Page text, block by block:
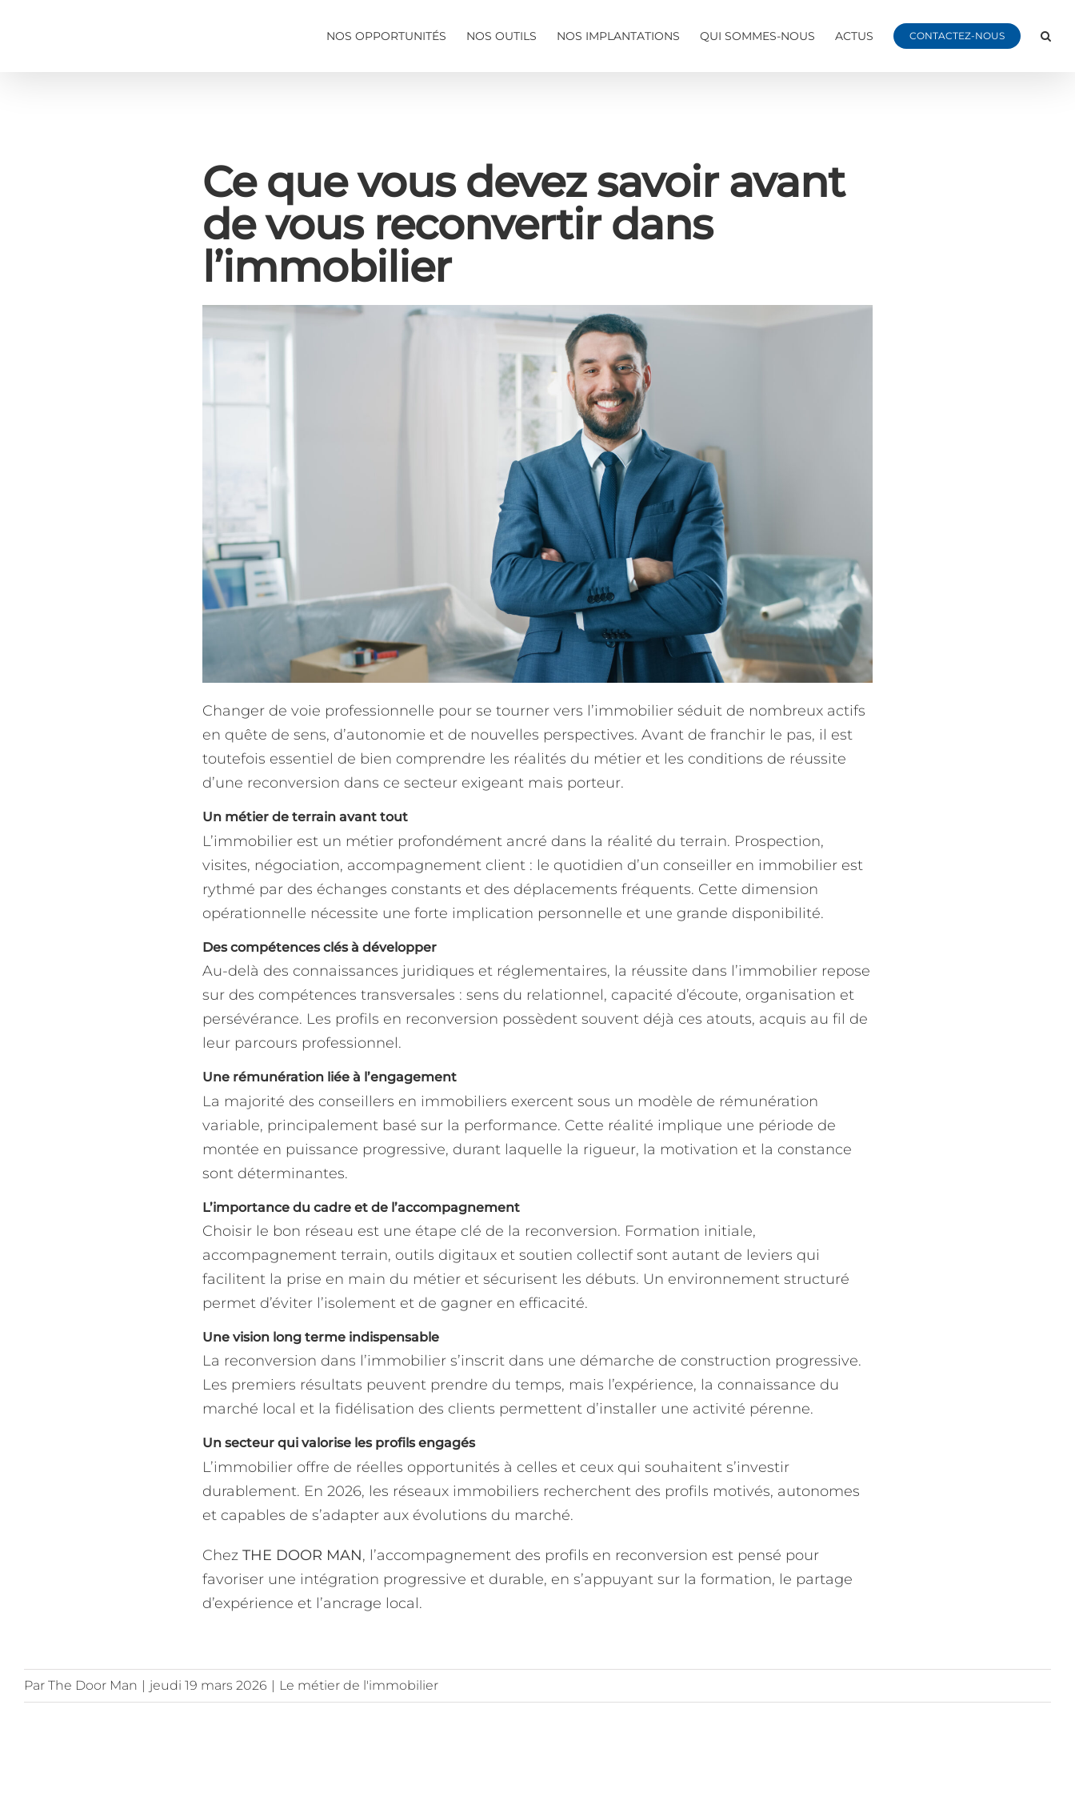
NOS OPPORTUNITÉS NOS OUTILS NOS IMPLANTATIONS QUI SOMMES-NOUS ACTUS CONTACTEZ-NOUS
Ce que vous devez savoir avant
de vous reconvertir dans
l’immobilier
Changer de voie professionnelle pour se tourner vers l’immobilier séduit de nombreux actifs
en quête de sens, d’autonomie et de nouvelles perspectives. Avant de franchir le pas, il est
toutefois essentiel de bien comprendre les réalités du métier et les conditions de réussite
d’une reconversion dans ce secteur exigeant mais porteur.
Un métier de terrain avant tout
L’immobilier est un métier profondément ancré dans la réalité du terrain. Prospection,
visites, négociation, accompagnement client : le quotidien d’un conseiller en immobilier est
rythmé par des échanges constants et des déplacements fréquents. Cette dimension
opérationnelle nécessite une forte implication personnelle et une grande disponibilité.
Des compétences clés à développer
Au-delà des connaissances juridiques et réglementaires, la réussite dans l’immobilier repose
sur des compétences transversales : sens du relationnel, capacité d’écoute, organisation et
persévérance. Les profils en reconversion possèdent souvent déjà ces atouts, acquis au fil de
leur parcours professionnel.
Une rémunération liée à l’engagement
La majorité des conseillers en immobiliers exercent sous un modèle de rémunération
variable, principalement basé sur la performance. Cette réalité implique une période de
montée en puissance progressive, durant laquelle la rigueur, la motivation et la constance
sont déterminantes.
L’importance du cadre et de l’accompagnement
Choisir le bon réseau est une étape clé de la reconversion. Formation initiale,
accompagnement terrain, outils digitaux et soutien collectif sont autant de leviers qui
facilitent la prise en main du métier et sécurisent les débuts. Un environnement structuré
permet d’éviter l’isolement et de gagner en efficacité.
Une vision long terme indispensable
La reconversion dans l’immobilier s’inscrit dans une démarche de construction progressive.
Les premiers résultats peuvent prendre du temps, mais l’expérience, la connaissance du
marché local et la fidélisation des clients permettent d’installer une activité pérenne.
Un secteur qui valorise les profils engagés
L’immobilier offre de réelles opportunités à celles et ceux qui souhaitent s’investir
durablement. En 2026, les réseaux immobiliers recherchent des profils motivés, autonomes
et capables de s’adapter aux évolutions du marché.
Chez THE DOOR MAN, l’accompagnement des profils en reconversion est pensé pour
favoriser une intégration progressive et durable, en s’appuyant sur la formation, le partage
d’expérience et l’ancrage local.
Par The Door Man | jeudi 19 mars 2026 | Le métier de l'immobilier